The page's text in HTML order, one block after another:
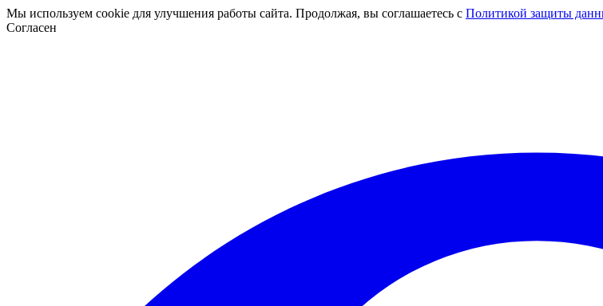
Мы используем cookie для улучшения работы сайта. Продолжая, вы соглашаетесь с Политикой защиты
Согласен